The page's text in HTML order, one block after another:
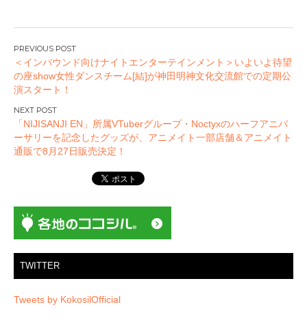
投
稿
ナ
ビ
ゲ
ー
シ
＜インバウンド向けナイトエンターテインメント＞いよいよ待望
の座show女性ダンスチーム[結]が神田明神文化交流館での定期公
演スタート！
「NIJISANJI EN」所属VTuberグループ・Noctyxのハーフアニバ
ーサリーを記念したグッズが、アニメイト一部店舗＆アニメイト
通販で8月27日販売決定！
TWITTER
Tweets by KokosilOfficial